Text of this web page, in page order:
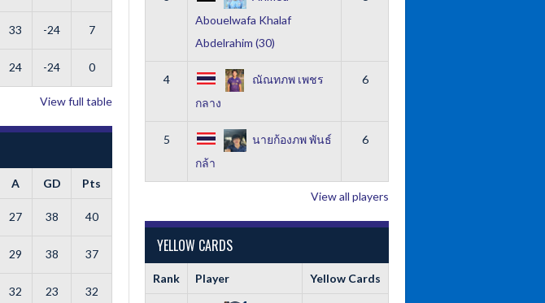
33 -24 7
24 -24 0
View full table
A GD Pts
27 38 40
29 38 37
32 23 32
Abouelwafa Khalaf
Abdelrahim (30)
4
ณัณทภพ เพชร
กลาง
6
5
นายก้องภพ พันธ์
กล้า
6
View all players
YELLOW CARDS
Rank Player Yellow Cards